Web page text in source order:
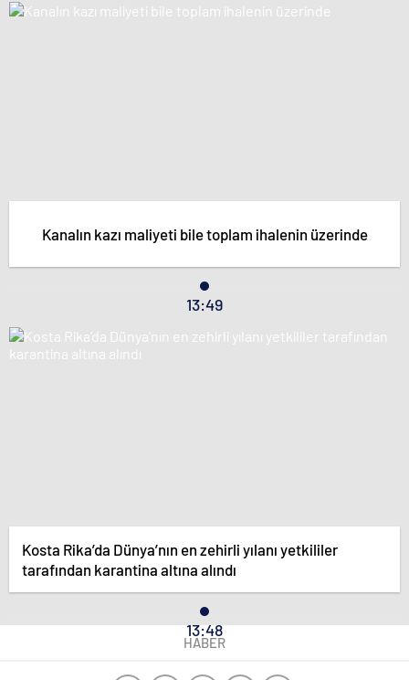
Kanalın kazı maliyeti bile toplam ihalenin üzerinde
13:49
Kosta Rika’da Dünya’nın en zehirli yılanı yetkililer
tarafından karantina altına alındı
13:48
HABER